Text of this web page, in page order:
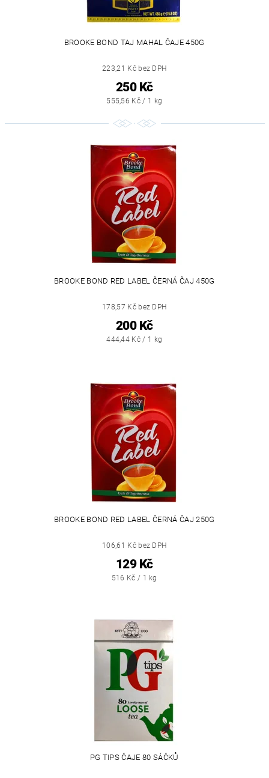
BROOKE BOND TAJ MAHAL ČAJE 450G
223,21 Kč bez DPH
250 Kč
555,56 Kč / 1 kg
BROOKE BOND RED LABEL ČERNÁ ČAJ 450G
178,57 Kč bez DPH
200 Kč
444,44 Kč / 1 kg
BROOKE BOND RED LABEL ČERNÁ ČAJ 250G
106,61 Kč bez DPH
129 Kč
516 Kč / 1 kg
PG TIPS ČAJE 80 SÁČKŮ